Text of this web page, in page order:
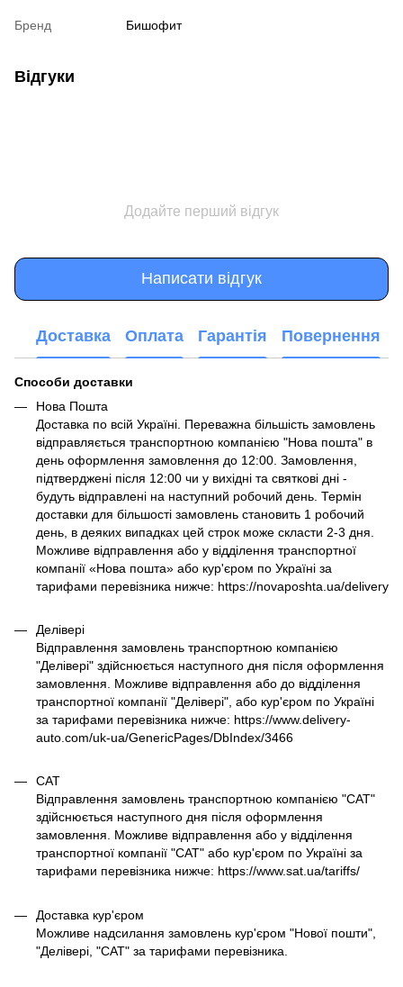
Бренд Бишофит
Відгуки
Додайте перший відгук
Написати відгук
Доставка Оплата Гарантія Повернення
Способи доставки
Нова Пошта
Доставка по всій Україні. Переважна більшість замовлень
відправляється транспортною компанією "Нова пошта" в
день оформлення замовлення до 12:00. Замовлення,
підтверджені після 12:00 чи у вихідні та святкові дні -
будуть відправлені на наступний робочий день. Термін
доставки для більшості замовлень становить 1 робочий
день, в деяких випадках цей строк може скласти 2-3 дня.
Можливе відправлення або у відділення транспортної
компанії «Нова пошта» або кур'єром по Україні за
тарифами перевізника нижче: https://novaposhta.ua/delivery
Делівері
Відправлення замовлень транспортною компанією
"Делівері" здійснюється наступного дня після оформлення
замовлення. Можливе відправлення або до відділення
транспортної компанії "Делівері", або кур'єром по Україні
за тарифами перевізника нижче: https://www.delivery-
auto.com/uk-ua/GenericPages/DbIndex/3466
САТ
Відправлення замовлень транспортною компанією "САТ"
здійснюється наступного дня після оформлення
замовлення. Можливе відправлення або у відділення
транспортної компанії "САТ" або кур'єром по Україні за
тарифами перевізника нижче: https://www.sat.ua/tariffs/
Доставка кур'єром
Можливе надсилання замовлень кур'єром "Нової пошти",
"Делівері, "САТ" за тарифами перевізника.